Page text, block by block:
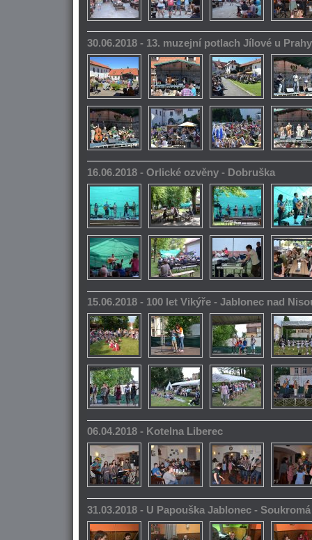
30.06.2018 - 13. muzejní potlach Jílové u Prahy
16.06.2018 - Orlické ozvěny - Dobruška
15.06.2018 - 100 let Vikýře - Jablonec nad
06.04.2018 - Kotelna Liberec
31.03.2018 - U Papouška Jablonec -